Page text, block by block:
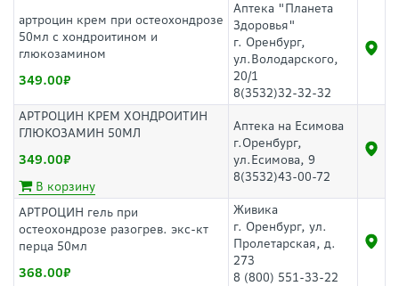
артроцин крем при остеохондрозе
50мл с хондроитином и
глюкозамином
349.00
Аптека "Планета
Здоровья"
г. Оренбург,
ул.Володарского,
20/1
8(3532)32-32-32
АРТРОЦИН КРЕМ ХОНДРОИТИН
ГЛЮКОЗАМИН 50МЛ
349.00
В корзину
Аптека на Есимова
г.Оренбург,
ул.Есимова, 9
8(3532)43-00-72
АРТРОЦИН гель при
остеохондрозе разогрев. экс-кт
перца 50мл
368.00
Живика
г. Оренбург, ул.
Пролетарская, д.
273
8 (800) 551-33-22